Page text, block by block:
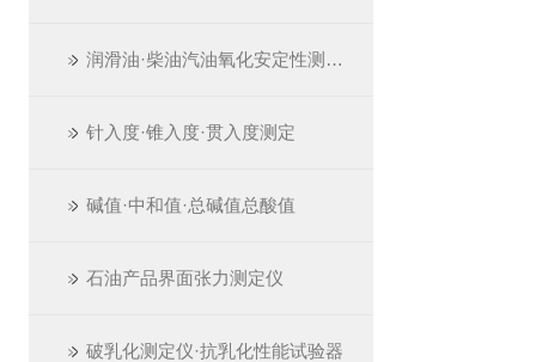
润滑油·柴油汽油氧化安定性测定仪
针入度·锥入度·贯入度测定
碱值·中和值·总碱值总酸值
石油产品界面张力测定仪
破乳化测定仪·抗乳化性能试验器